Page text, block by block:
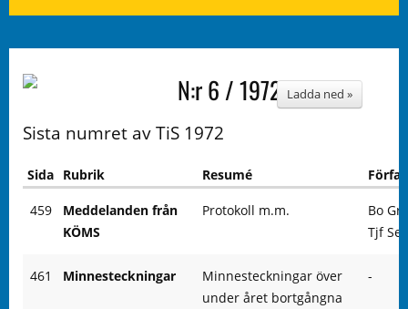
N:r 6 / 1972 Ladda ned »
Sista numret av TiS 1972
Sida Rubrik Resumé
459
Meddelanden från
KÖMS
Protokoll m.m.
Bo
Tjf
461 Minnesteckningar
Minnesteckningar över
under året bortgångna
-